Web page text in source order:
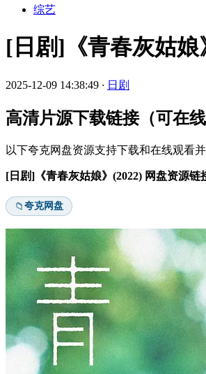
综艺
[日剧]《青春灰姑娘
2025-12-09 14:38:49 · 日剧
高清片源下载链接（可在线
以下夸克网盘资源支持下载和在线观看
[日剧]《青春灰姑娘》(2022) 网盘资源链
📁夸克网盘